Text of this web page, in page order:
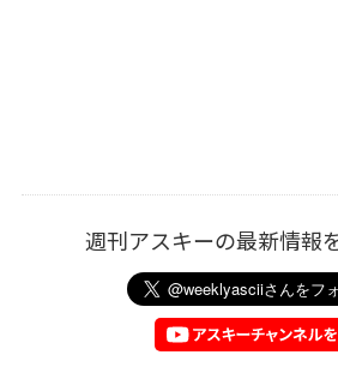
週刊アスキーの最新情報